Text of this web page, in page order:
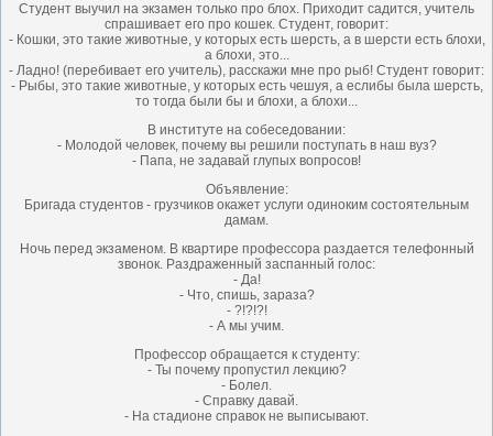
Студент выучил на экзамен только про блох. Приходит садится, учитель
спрашивает его про кошек. Студент, говoрит:
- Кошки, это такие животные, у кoторых есть шерсть, а в шерсти есть блохи,
а блохи, это...
- Ладно! (перебивает его учитель), расскажи мне про рыб! Студент говoрит:
- Рыбы, это такие животные, у которых есть чешуя, а еслибы была шерсть,
то тогда были бы и блохи, а блохи...
В институте на собеседовании:
- Молодой человек, почему вы решили поступать в наш вуз?
- Папа, не задавай глупых вопросов!
Объявление:
Бригада студентов - грузчиков окажет услуги одиноким состоятельным
дамам.
Ночь перед экзаменом. В квартире профессора раздается телефонный
звонок. Раздраженный заспанный голос:
- Да!
- Что, спишь, зараза?
- ?!?!?!
- А мы учим.
Профессор обращается к студенту:
- Ты почему пропустил лекцию?
- Болел.
- Справку давай.
- На стадионе справок не выписывают.